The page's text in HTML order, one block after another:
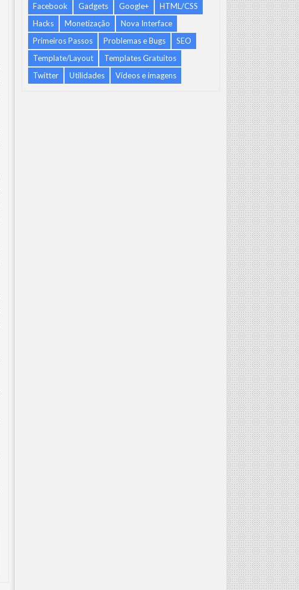
Facebook
Gadgets Google+
HTML/CSS
Hacks
Monetização
Nova Interface
Primeiros Passos
Problemas e Bugs
SEO
Template/Layout
Templates Gratuitos
Twitter
Utilidades Vídeos e imagens